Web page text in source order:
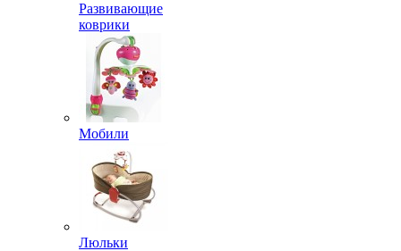
Развивающие
коврики
Мобили
Люльки